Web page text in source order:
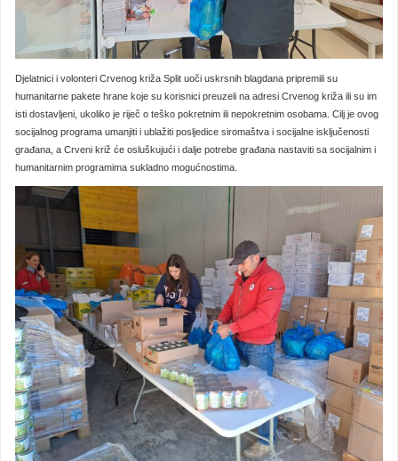
Djelatnici i volonteri Crvenog križa Split uoči uskrsnih blagdana pripremili su
humanitarne pakete hrane koje su korisnici preuzeli na adresi Crvenog križa ili su im
isti dostavljeni, ukoliko je riječ o teško pokretnim ili nepokretnim osobama. Cilj je ovog
socijalnog programa umanjiti i ublažiti posljedice siromaštva i socijalne isključenosti
građana, a Crveni križ će osluškujući i dalje potrebe građana nastaviti sa socijalnim i
humanitarnim programima sukladno mogućnostima.